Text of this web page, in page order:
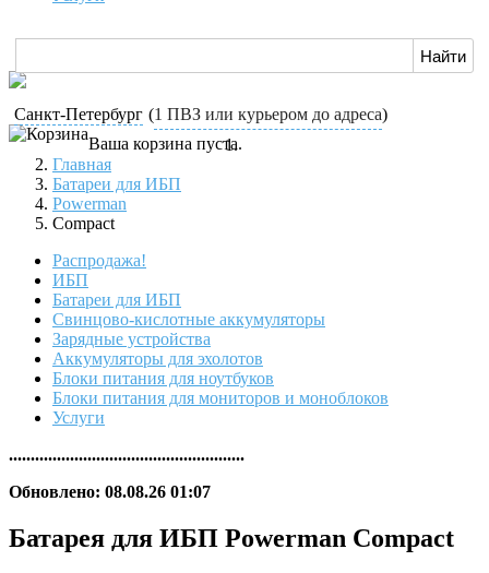
Санкт-Петербург (1 ПВЗ или курьером до адреса)
Ваша корзина пуста.
Главная
Батареи для ИБП
Powerman
Compact
Распродажа!
ИБП
Батареи для ИБП
Свинцово-кислотные аккумуляторы
Зарядные устройства
Аккумуляторы для эхолотов
Блоки питания для ноутбуков
Блоки питания для мониторов и моноблоков
Услуги
......................................................
Обновлено: 08.08.26 01:07
Батарея для ИБП Powerman Compact